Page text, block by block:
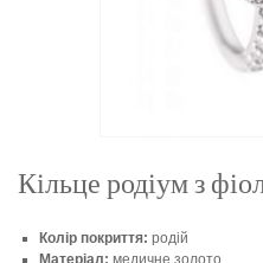
Кільце родіум з
Колір покриття: родій